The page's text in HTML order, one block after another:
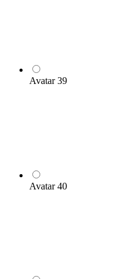
Avatar 39
Avatar 40